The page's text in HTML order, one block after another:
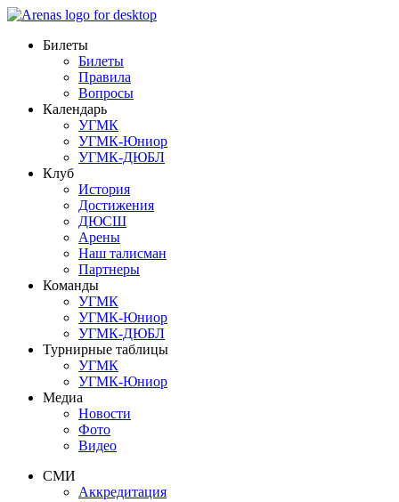
Билеты
Билеты
Правила
Вопросы
Календарь
УГМК
УГМК-Юниор
УГМК-ДЮБЛ
Клуб
История
Достижения
ДЮСШ
Арены
Наш талисман
Партнеры
Команды
УГМК
УГМК-Юниор
УГМК-ДЮБЛ
Турнирные таблицы
УГМК
УГМК-Юниор
Медиа
Новости
Фото
Видео
СМИ
Аккредитация